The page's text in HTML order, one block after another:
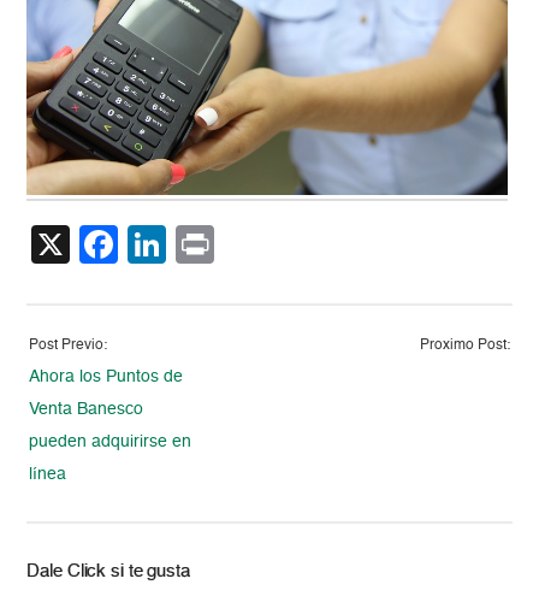
X Facebook
LinkedIn
Post Previo:
Ahora los Puntos de
Venta Banesco
pueden adquirirse en
línea
Proximo Post:
Dale Click si te gusta